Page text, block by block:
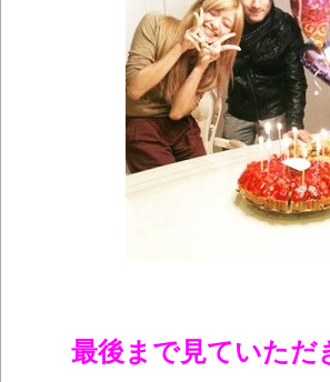
最後まで見ていた